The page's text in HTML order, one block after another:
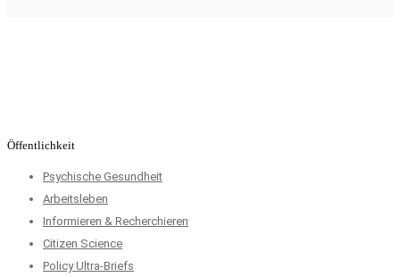
Öffentlichkeit
Psychische Gesundheit
Arbeitsleben
Informieren & Recherchieren
Citizen Science
Policy Ultra-Briefs